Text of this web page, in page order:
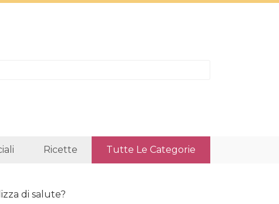
Ricette Tutte Le Categorie
di salute?